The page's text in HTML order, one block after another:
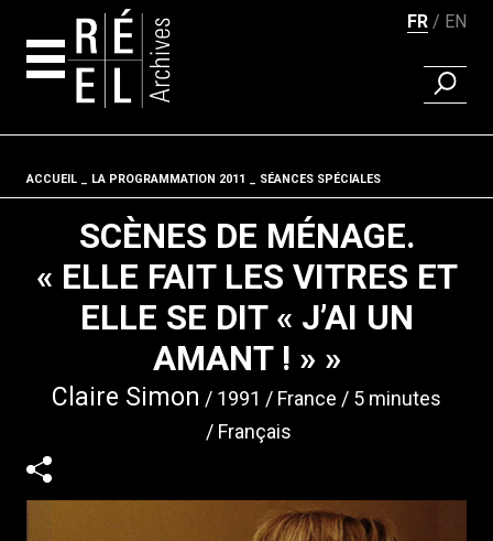
FR EN
Fil d'ariane
ACCUEIL LA PROGRAMMATION 2011 SÉANCES SPÉCIALES
SCÈNES DE MÉNAGE.
« ELLE FAIT LES VITRES ET
ELLE SE DIT « J’AI UN
AMANT ! » »
Claire Simon 1991 France
5 minutes
Français